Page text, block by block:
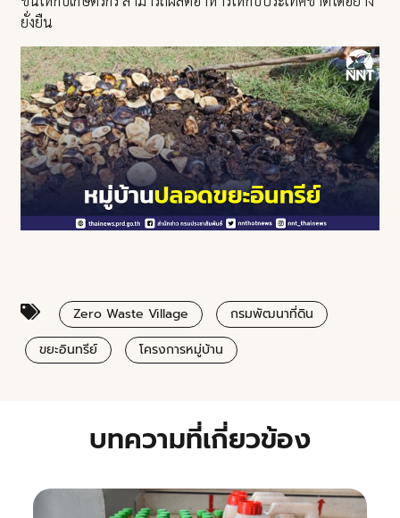
ยั่งยืน
Zero Waste Village
กรมพัฒนาที่ดิน
ขยะอินทรีย์
โครงการหมู่บ้าน
บทความที่เกี่ยวข้อง